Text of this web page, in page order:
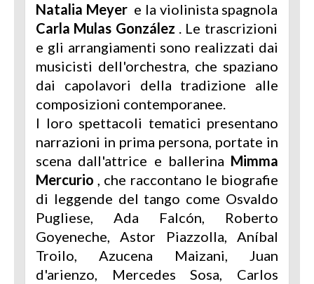
Natalia Meyer e la violinista spagnola
Carla Mulas González . Le trascrizioni
e gli arrangiamenti sono realizzati dai
musicisti dell'orchestra, che spaziano
dai capolavori della tradizione alle
composizioni contemporanee.
I loro spettacoli tematici presentano
narrazioni in prima persona, portate in
scena dall'attrice e ballerina Mimma
Mercurio , che raccontano le biografie
di leggende del tango come Osvaldo
Pugliese, Ada Falcón, Roberto
Goyeneche, Astor Piazzolla, Aníbal
Troilo, Azucena Maizani, Juan
d'arienzo, Mercedes Sosa, Carlos